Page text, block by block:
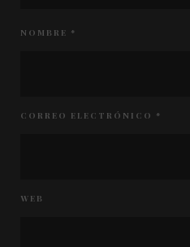
NOMBRE *
CORREO ELECTRÓNICO *
WEB